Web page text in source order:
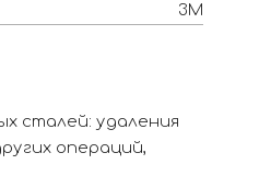
3M
сталей: удаления
операций,